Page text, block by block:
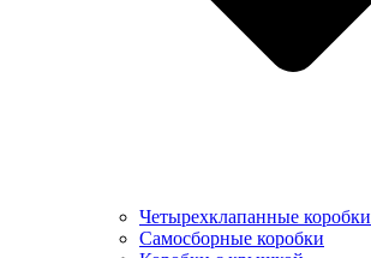
Четырехклапанные коробки
Самосборные коробки